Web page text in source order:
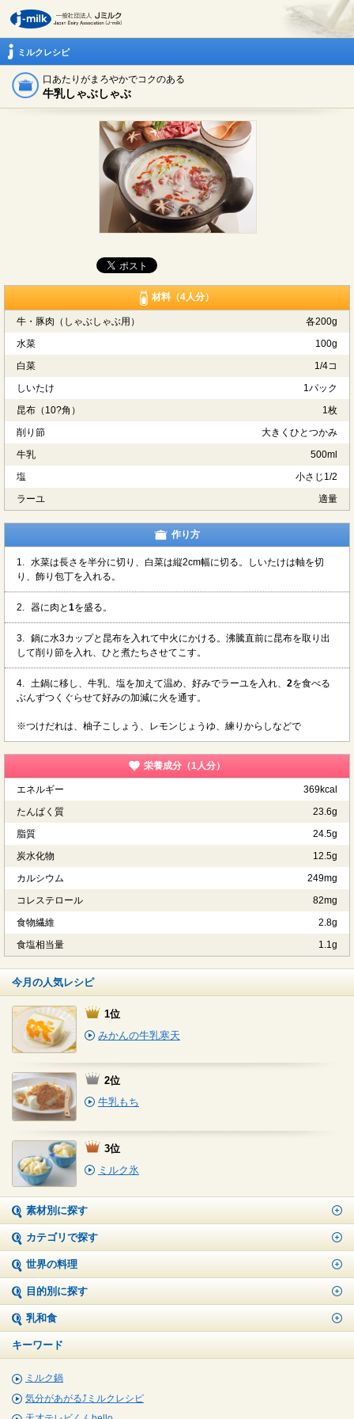
ミルクレシピ
口あたりがまろやかでコクのある
牛乳しゃぶしゃぶ
材料（4人分）
牛・豚肉（しゃぶしゃぶ用）
各200g
水菜
100g
白菜
1/4コ
しいたけ
1パック
昆布（10?角）
1枚
削り節
大きくひとつかみ
牛乳
500ml
塩
小さじ1/2
ラーユ
適量
作り方
1. 水菜は長さを半分に切り、白菜は縦2cm幅に切る。しいたけは軸を切
り、飾り包丁を入れる。
2. 器に肉と1を盛る。
3. 鍋に水3カップと昆布を入れて中火にかける。沸騰直前に昆布を取り出
して削り節を入れ、ひと煮たちさせてこす。
4. 土鍋に移し、牛乳、塩を加えて温め、好みでラーユを入れ、 2を食べる
ぶんずつくぐらせて好みの加減に火を通す。
※つけだれは、柚子こしょう、レモンじょうゆ、練りからしなどで
栄養成分（1人分）
エネルギー
369kcal
たんぱく質
23.6g
脂質
24.5g
炭水化物
12.5g
カルシウム
249mg
コレステロール
82mg
食物繊維
2.8g
食塩相当量
1.1g
今月の人気レシピ
1位
みかんの牛乳寒天
2位
牛乳もち
3位
ミルク氷
素材別に探す
カテゴリで探す
世界の料理
目的別に探す
乳和食
キーワード
ミルク鍋
気分があがる⤴ミルクレシピ